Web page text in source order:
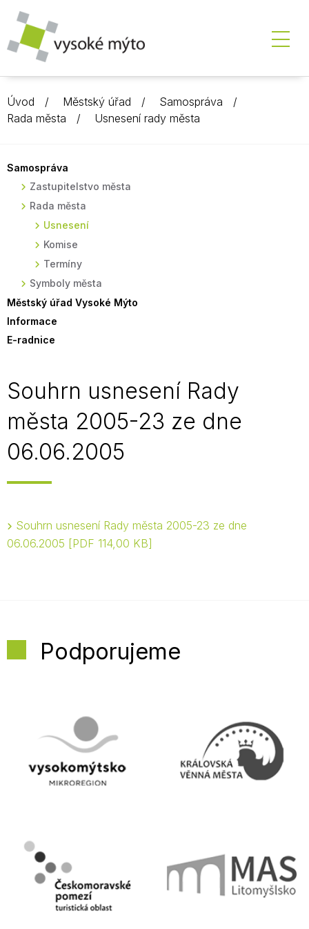
Úvod Městský úřad
Samospráva
Rada města
Usnesení rady města
Samospráva
Zastupitelstvo města
Rada města
Usnesení
Komise
Termíny
Symboly města
Městský úřad Vysoké Mýto
Informace
E-radnice
Souhrn usnesení Rady
města 2005-23 ze dne
06.06.2005
Souhrn usnesení Rady města 2005-23 ze dne
06.06.2005
PDF 114,00 KB
Podporujeme